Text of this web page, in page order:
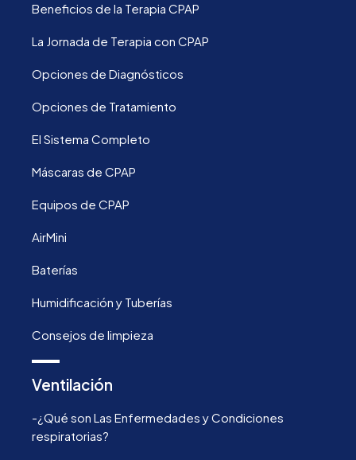
Beneficios de la Terapia CPAP
La Jornada de Terapia con CPAP
Opciones de Diagnósticos
Opciones de Tratamiento
El Sistema Completo
Máscaras de CPAP
Equipos de CPAP
AirMini
Baterías
Humidificación y Tuberías
Consejos de limpieza
Ventilación
-¿Qué son Las Enfermedades y Condiciones
respiratorias?